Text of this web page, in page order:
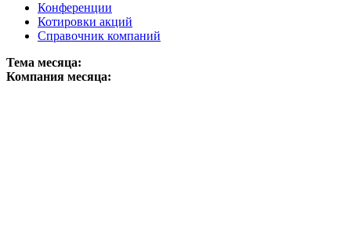
Конференции
Котировки акций
Справочник компаний
Тема месяца:
Компания месяца: